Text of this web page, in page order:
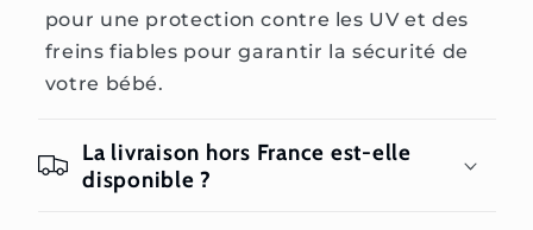
pour une protection contre les UV et des
freins fiables pour garantir la sécurité de
votre bébé.
La livraison hors France est-elle
disponible ?